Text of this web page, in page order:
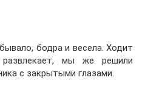
бодра и весела. Ходит
мы же решили
с закрытыми глазами.